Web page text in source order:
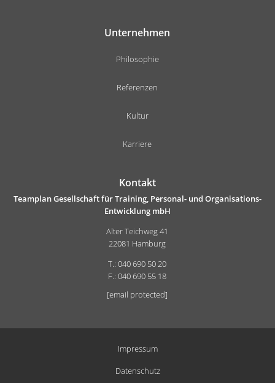
Unternehmen
Philosophie
Referenzen
Kultur
Karriere
Kontakt
Teamplan Gesellschaft für Training, Personal- und Organisations-
Entwicklung mbH
Alter Teichweg 41
22081 Hamburg
T.: 040 690 50 20
F.: 040 690 55 18
[email protected]
Impressum
Datenschutz